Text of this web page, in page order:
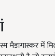
मैडागास्कर में